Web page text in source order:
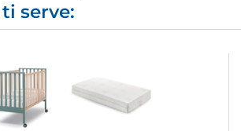
serve: